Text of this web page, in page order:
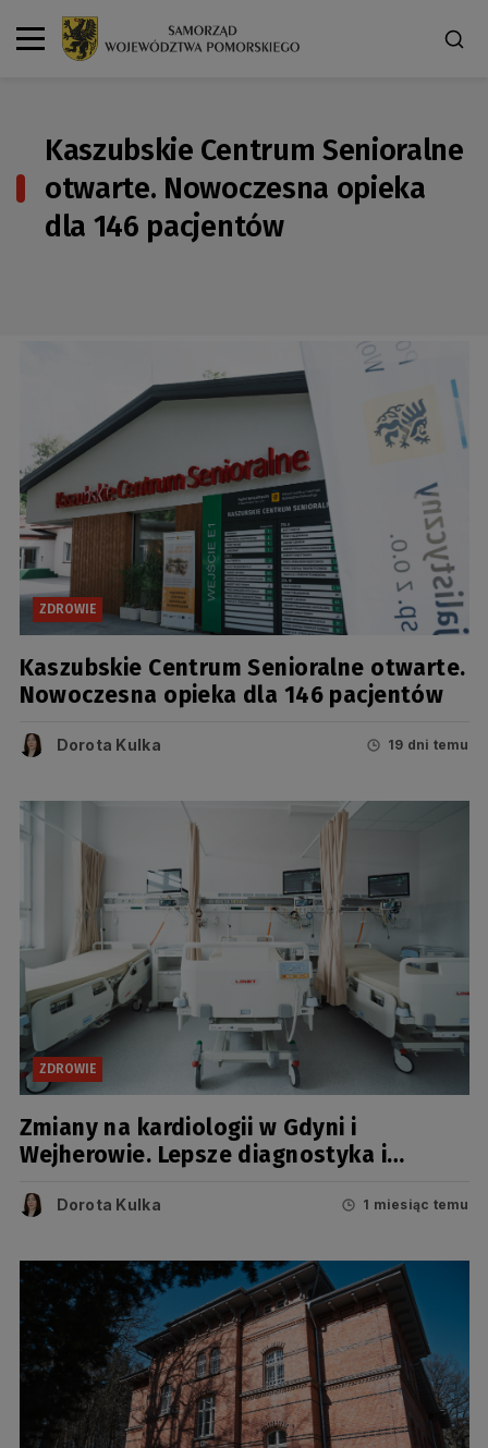
Kaszubskie Centrum Senioralne
otwarte. Nowoczesna opieka
dla 146 pacjentów
ZDROWIE
Kaszubskie Centrum Senioralne otwarte.
Nowoczesna opieka dla 146 pacjentów
Dorota Kulka 19 dni temu
ZDROWIE
Zmiany na kardiologii w Gdyni i
Wejherowie. Lepsze diagnostyka i
Dorota Kulka 1 miesiąc temu